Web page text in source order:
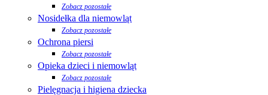
Zobacz pozostałe
Nosidełka dla niemowląt
Zobacz pozostałe
Ochrona piersi
Zobacz pozostałe
Opieka dzieci i niemowląt
Zobacz pozostałe
Pielęgnacja i higiena dziecka